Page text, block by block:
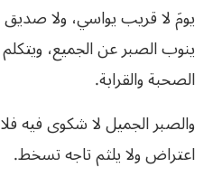
يومَلاقريبيواسي، ولاصديق
ينوبالصبرعنالجميع، ويتكلم
الصحبةوالقرابة.
والصبرالجميللاشكوىفيهفلا
اعتراضولايلثمتاجهتسخط.